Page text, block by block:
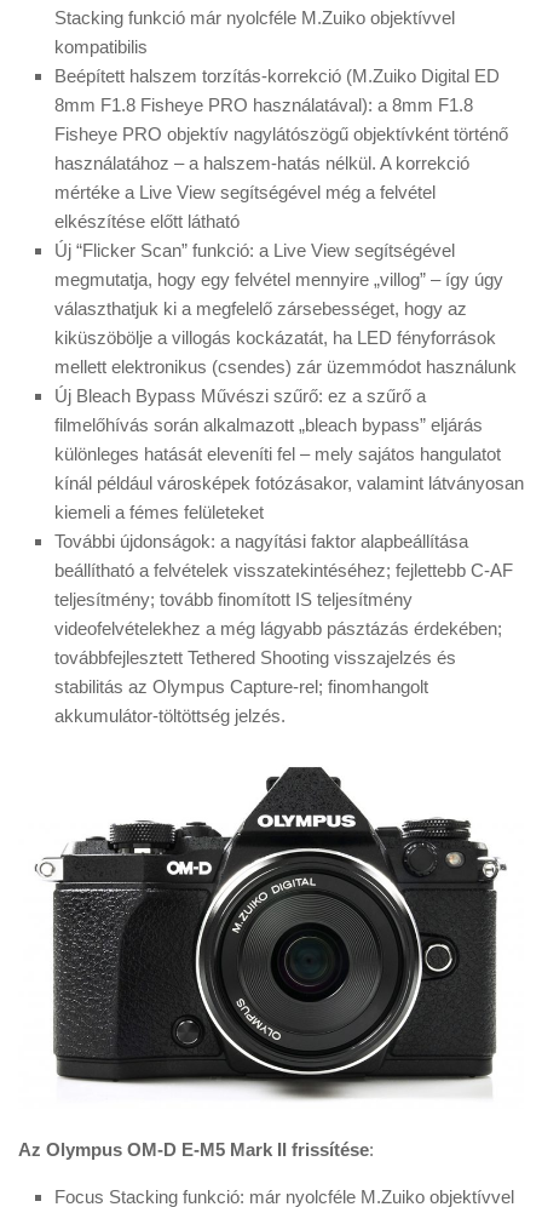
Stacking funkció már nyolcféle M.Zuiko objektívvel
kompatibilis
Beépített halszem torzítás-korrekció (M.Zuiko Digital ED
8mm F1.8 Fisheye PRO használatával): a 8mm F1.8
Fisheye PRO objektív nagylátószögű objektívként történő
használatához – a halszem-hatás nélkül. A korrekció
mértéke a Live View segítségével még a felvétel
elkészítése előtt látható
Új “Flicker Scan” funkció: a Live View segítségével
megmutatja, hogy egy felvétel mennyire „villog” – így úgy
választhatjuk ki a megfelelő zársebességet, hogy az
kiküszöbölje a villogás kockázatát, ha LED fényforrások
mellett elektronikus (csendes) zár üzemmódot használunk
Új Bleach Bypass Művészi szűrő: ez a szűrő a
filmelőhívás során alkalmazott „bleach bypass” eljárás
különleges hatását eleveníti fel – mely sajátos hangulatot
kínál például városképek fotózásakor, valamint látványosan
kiemeli a fémes felületeket
További újdonságok: a nagyítási faktor alapbeállítása
beállítható a felvételek visszatekintéséhez; fejlettebb C-AF
teljesítmény; tovább finomított IS teljesítmény
videofelvételekhez a még lágyabb pásztázás érdekében;
továbbfejlesztett Tethered Shooting visszajelzés és
stabilitás az Olympus Capture-rel; finomhangolt
akkumulátor-töltöttség jelzés.
Az Olympus OM-D E-M5 Mark II frissítése:
Focus Stacking funkció: már nyolcféle M.Zuiko objektívvel